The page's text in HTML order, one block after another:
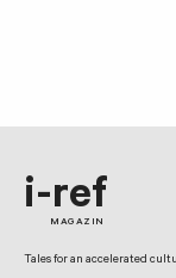
i-ref
MAGAZIN
Tales for an accelerated